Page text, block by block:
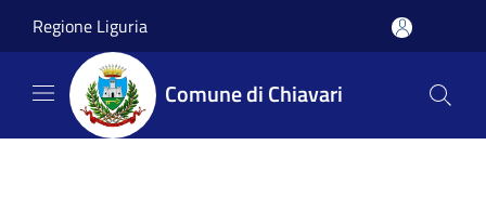
Regione Liguria
Comune di Chiavari